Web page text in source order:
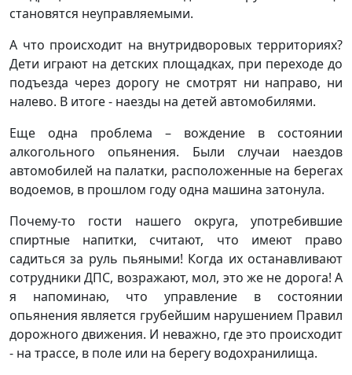
становятся неуправляемыми.
А что происходит на внутридворовых территориях?
Дети играют на детских площадках, при переходе до
подъезда через дорогу не смотрят ни направо, ни
налево. В итоге - наезды на детей автомобилями.
Еще одна проблема – вождение в состоянии
алкогольного опьянения. Были случаи наездов
автомобилей на палатки, расположенные на берегах
водоемов, в прошлом году одна машина затонула.
Почему-то гости нашего округа, употребившие
спиртные напитки, считают, что имеют право
садиться за руль пьяными! Когда их останавливают
сотрудники ДПС, возражают, мол, это же не дорога! А
я напоминаю, что управление в состоянии
опьянения является грубейшим нарушением Правил
дорожного движения. И неважно, где это происходит
- на трассе, в поле или на берегу водохранилища.